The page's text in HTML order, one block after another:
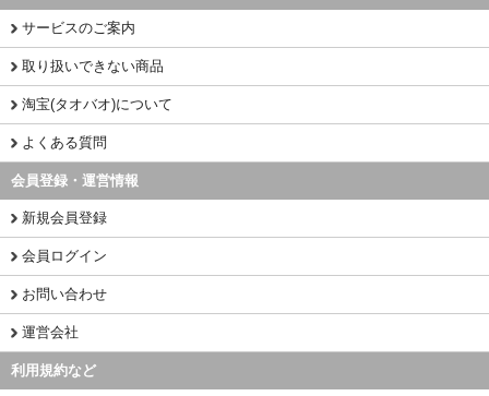
サービスのご案内
取り扱いできない商品
淘宝(タオバオ)について
よくある質問
会員登録・運営情報
新規会員登録
会員ログイン
お問い合わせ
運営会社
利用規約など